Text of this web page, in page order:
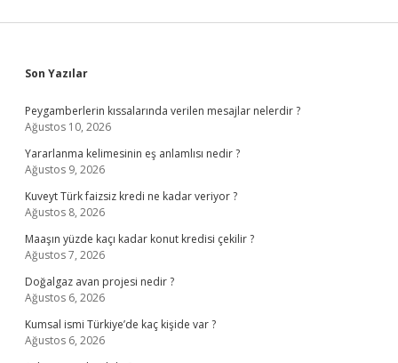
Sidebar
Son Yazılar
Peygamberlerin kıssalarında verilen mesajlar nelerdir ?
Ağustos 10, 2026
Yararlanma kelimesinin eş anlamlısı nedir ?
Ağustos 9, 2026
Kuveyt Türk faizsiz kredi ne kadar veriyor ?
Ağustos 8, 2026
Maaşın yüzde kaçı kadar konut kredisi çekilir ?
Ağustos 7, 2026
Doğalgaz avan projesi nedir ?
Ağustos 6, 2026
Kumsal ismi Türkiye’de kaç kişide var ?
Ağustos 6, 2026